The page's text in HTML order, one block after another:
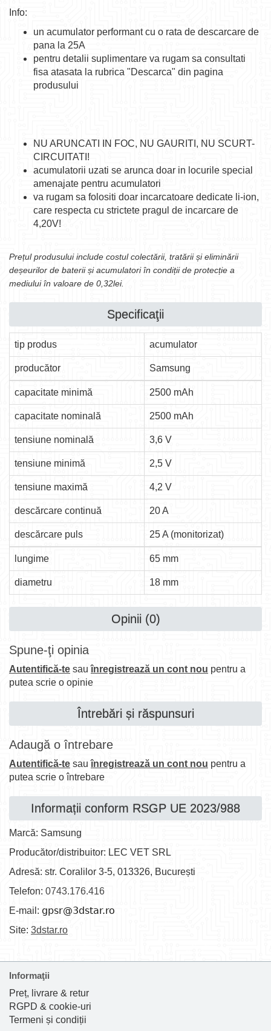
Info:
un acumulator performant cu o rata de descarcare de
pana la 25A
pentru detalii suplimentare va rugam sa consultati
fisa atasata la rubrica "Descarca" din pagina
produsului
NU ARUNCATI IN FOC, NU GAURITI, NU SCURT-
CIRCUITATI!
acumulatorii uzati se arunca doar in locurile special
amenajate pentru acumulatori
va rugam sa folositi doar incarcatoare dedicate li-ion,
care respecta cu strictete pragul de incarcare de
4,20V!
Prețul produsului include costul colectării, tratării și eliminării
deșeurilor de baterii și acumulatori în condiții de protecție a
mediului în valoare de 0,32lei.
Specificaţii
tip produs acumulator
producător Samsung
capacitate minimă 2500 mAh
capacitate nominală 2500 mAh
tensiune nominală 3,6 V
tensiune minimă 2,5 V
tensiune maximă 4,2 V
descărcare continuă 20 A
descărcare puls 25 A (monitorizat)
lungime 65 mm
diametru 18 mm
Opinii (0)
Spune-ţi opinia
Autentifică-te sauînregistrează un cont nou pentru a
putea scrie o opinie
Întrebări și răspunsuri
Adaugă o întrebare
Autentifică-te sauînregistrează un cont nou pentru a
putea scrie o întrebare
Informații conform RSGP UE 2023/988
Marcă: Samsung
Producător/distribuitor: LEC VET SRL
Adresă: str. Coralilor 3-5, 013326, București
Telefon: 0743.176.416
E-mail:
Site: 3dstar.ro
Informaţii
Preț, livrare & retur
RGPD & cookie-uri
Termeni și condiții